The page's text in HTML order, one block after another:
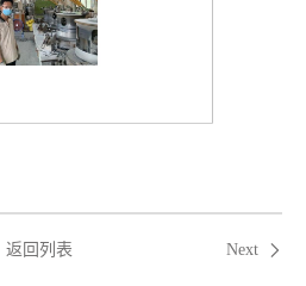
返回列表 Next